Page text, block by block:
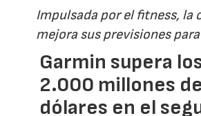
Impulsada por el fitness, la
mejora sus previsiones
Garmin supera
2.000 millones de
dólares en el